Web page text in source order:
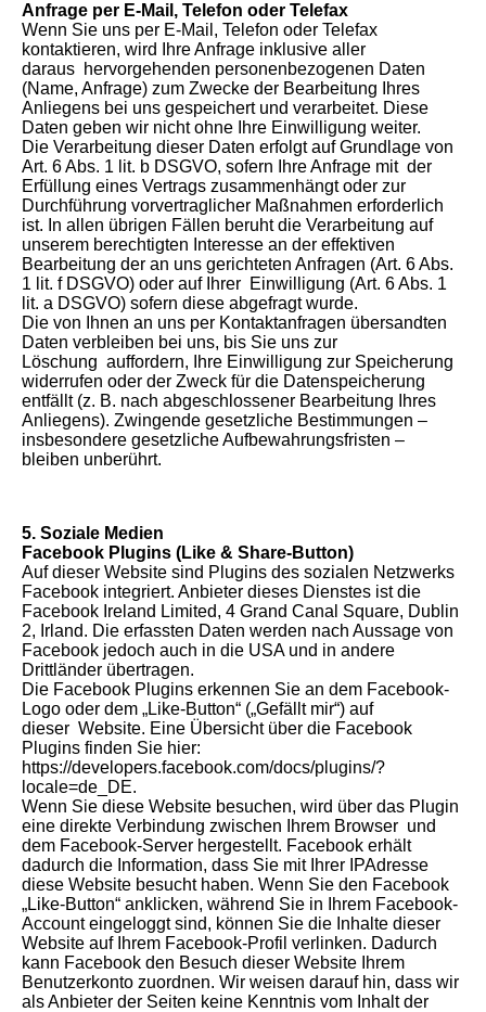
Anfrage per E-Mail, Telefon oder Telefax
Wenn Sie uns per E-Mail, Telefon oder Telefax
kontaktieren, wird Ihre Anfrage inklusive aller
daraus hervorgehenden personenbezogenen Daten
(Name, Anfrage) zum Zwecke der Bearbeitung Ihres
Anliegens bei uns gespeichert und verarbeitet. Diese
Daten geben wir nicht ohne Ihre Einwilligung weiter.
Die Verarbeitung dieser Daten erfolgt auf Grundlage von
Art. 6 Abs. 1 lit. b DSGVO, sofern Ihre Anfrage mit der
Erfüllung eines Vertrags zusammenhängt oder zur
Durchführung vorvertraglicher Maßnahmen erforderlich
ist. In allen übrigen Fällen beruht die Verarbeitung auf
unserem berechtigten Interesse an der effektiven
Bearbeitung der an uns gerichteten Anfragen (Art. 6 Abs.
1 lit. f DSGVO) oder auf Ihrer Einwilligung (Art. 6 Abs. 1
lit. a DSGVO) sofern diese abgefragt wurde.
Die von Ihnen an uns per Kontaktanfragen übersandten
Daten verbleiben bei uns, bis Sie uns zur
Löschung auffordern, Ihre Einwilligung zur Speicherung
widerrufen oder der Zweck für die Datenspeicherung
entfällt (z. B. nach abgeschlossener Bearbeitung Ihres
Anliegens). Zwingende gesetzliche Bestimmungen –
insbesondere gesetzliche Aufbewahrungsfristen –
bleiben unberührt.
5. Soziale Medien
Facebook Plugins (Like & Share-Button)
Auf dieser Website sind Plugins des sozialen Netzwerks
Facebook integriert. Anbieter dieses Dienstes ist die
Facebook Ireland Limited, 4 Grand Canal Square, Dublin
2, Irland. Die erfassten Daten werden nach Aussage von
Facebook jedoch auch in die USA und in andere
Drittländer übertragen.
Die Facebook Plugins erkennen Sie an dem Facebook-
Logo oder dem „Like-Button“ („Gefällt mir“) auf
dieser Website. Eine Übersicht über die Facebook
Plugins finden Sie hier:
https://developers.facebook.com/docs/plugins/?
locale=de_DE.
Wenn Sie diese Website besuchen, wird über das Plugin
eine direkte Verbindung zwischen Ihrem Browser und
dem Facebook-Server hergestellt. Facebook erhält
dadurch die Information, dass Sie mit Ihrer IPAdresse
diese Website besucht haben. Wenn Sie den Facebook
„Like-Button“ anklicken, während Sie in Ihrem Facebook-
Account eingeloggt sind, können Sie die Inhalte dieser
Website auf Ihrem Facebook-Profil verlinken. Dadurch
kann Facebook den Besuch dieser Website Ihrem
Benutzerkonto zuordnen. Wir weisen darauf hin, dass wir
als Anbieter der Seiten keine Kenntnis vom Inhalt der